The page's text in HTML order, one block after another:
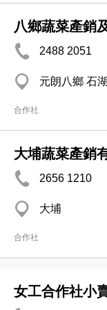
八鄉蔬菜產銷
2488 2051
元朗八鄉 石
合作社
大埔蔬菜產銷
2656 1210
大埔
合作社
女工合作社小